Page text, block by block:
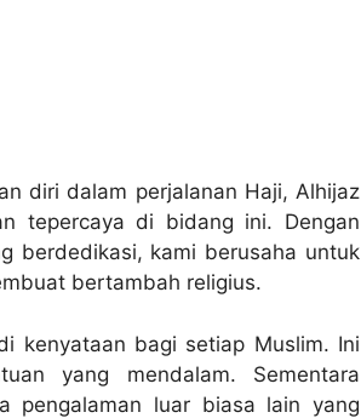
diri dalam perjalanan Haji, Alhijaz
tepercaya di bidang ini. Dengan
berdedikasi, kami berusaha untuk
bertambah religius.
kenyataan bagi setiap Muslim. Ini
yang mendalam. Sementara
pengalaman luar biasa lain yang